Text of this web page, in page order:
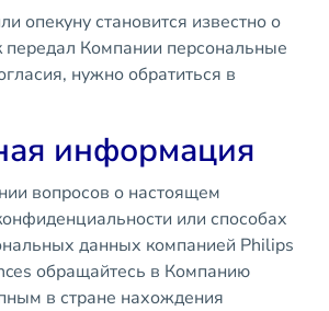
опекуну становится известно о
передал Компании персональные
нужно обратиться в
информация
вопросов о настоящем
или способах
данных компанией Philips
обращайтесь в Компанию
в стране нахождения